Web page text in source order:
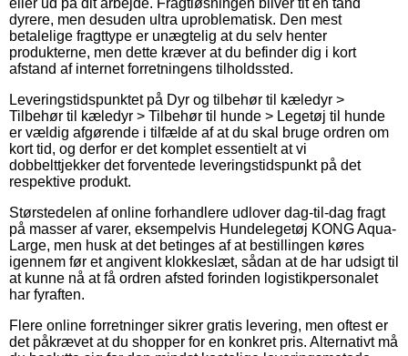
dyrere, men desuden ultra uproblematisk. Den mest
betalelige fragttype er unægtelig at du selv henter
produkterne, men dette kræver at du befinder dig i kort
afstand af internet forretningens tilholdssted.
Leveringstidspunktet på Dyr og tilbehør til kæledyr >
Tilbehør til kæledyr > Tilbehør til hunde > Legetøj til hunde
er vældig afgørende i tilfælde af at du skal bruge ordren om
kort tid, og derfor er det komplet essentielt at vi
dobbelttjekker det forventede leveringstidspunkt på det
respektive produkt.
Størstedelen af online forhandlere udlover dag-til-dag fragt
på masser af varer, eksempelvis Hundelegetøj KONG Aqua-
Large, men husk at det betinges af at bestillingen køres
igennem før et angivent klokkeslæt, sådan at de har udsigt til
at kunne nå at få ordren afsted forinden logistikpersonalet
har fyraften.
Flere online forretninger sikrer gratis levering, men oftest er
det påkrævet at du shopper for en konkret pris. Alternativt må